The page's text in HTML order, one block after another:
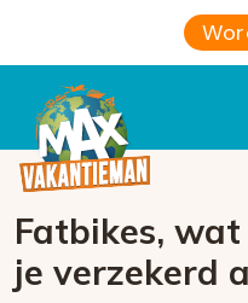
Fatbikes,
je verzekerd